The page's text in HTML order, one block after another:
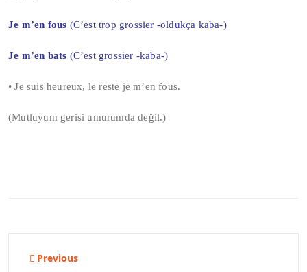
Je m’en fous (C’est trop grossier -oldukça kaba-)
Je m’en bats (C’est grossier -kaba-)
• Je suis heureux, le reste je m’en fous.
(Mutluyum gerisi umurumda değil.)
Yazı
Previous